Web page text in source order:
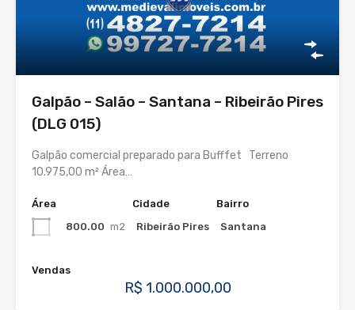
Galpão – Salão – Santana – Ribeirão Pires
(DLG 015)
Galpão comercial preparado para Bufffet Terreno
10.975,00 m² Área…
Área
800.00 m2
Cidade
Ribeirão Pires
Bairro
Santana
Vendas
R$ 1.000.000,00